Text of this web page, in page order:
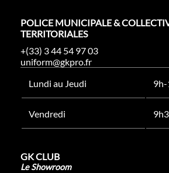
POLICE MUNICIPALE &
TERRITORIALES
+(33) 3 44 54 97 03
uniform@gkpro.fr
Lundi au Jeudi
Vendredi
GK CLUB
Le Showroom